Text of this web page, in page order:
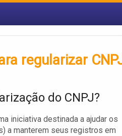
regularizar
do CNPJ?
iniciativa destinada a ajudar os
a manterem seus registros em